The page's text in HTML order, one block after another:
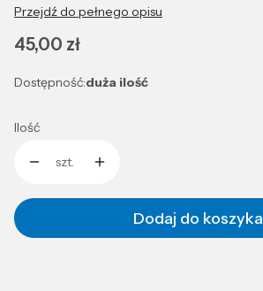
Przejdź do pełnego opisu
Cena
45,00 zł
Dostępność:duża ilość
Ilość
szt.
Dodaj do koszyka